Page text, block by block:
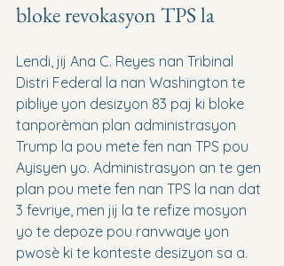
bloke revokasyon TPS la
Lendi, jij Ana C. Reyes nan Tribinal
Distri Federal la nan Washington te
pibliye yon desizyon 83 paj ki bloke
tanporèman plan administrasyon
Trump la pou mete fen nan TPS pou
Ayisyen yo. Administrasyon an te gen
plan pou mete fen nan TPS la nan dat
3 fevriye, men jij la te refize mosyon
yo te depoze pou ranvwaye yon
pwosè ki te konteste desizyon sa a.